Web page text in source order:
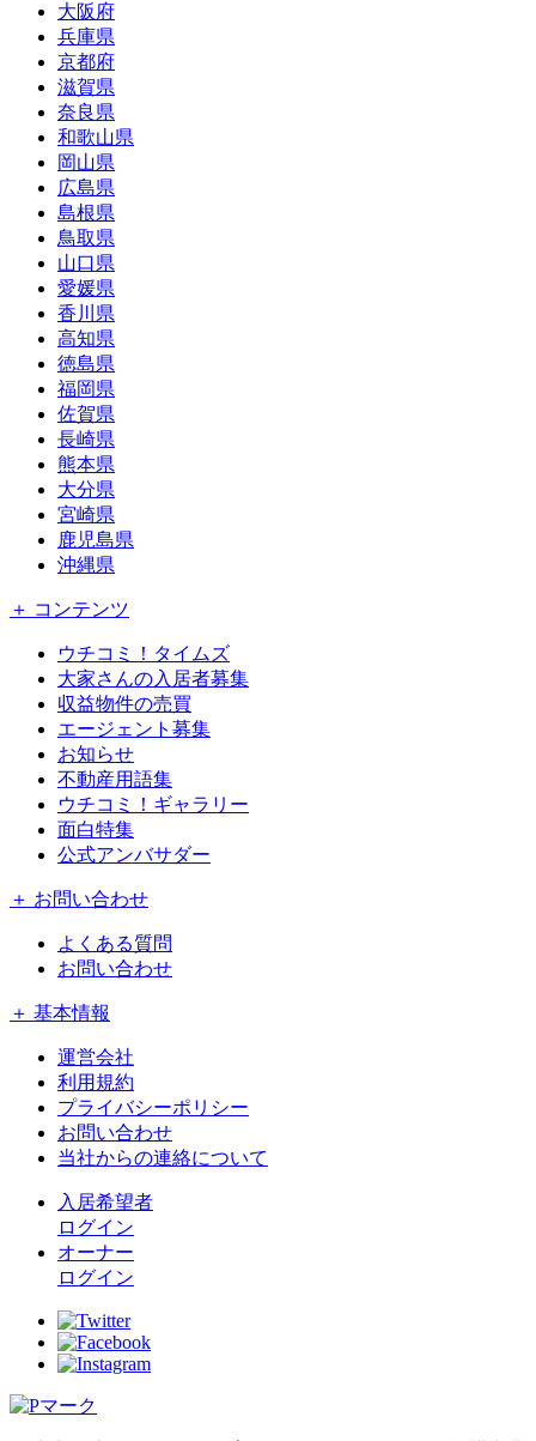
大阪府
兵庫県
京都府
滋賀県
奈良県
和歌山県
岡山県
広島県
島根県
鳥取県
山口県
愛媛県
香川県
高知県
徳島県
福岡県
佐賀県
長崎県
熊本県
大分県
宮崎県
鹿児島県
沖縄県
＋ コンテンツ
ウチコミ！タイムズ
大家さんの入居者募集
収益物件の売買
エージェント募集
お知らせ
不動産用語集
ウチコミ！ギャラリー
面白特集
公式アンバサダー
＋ お問い合わせ
よくある質問
お問い合わせ
＋ 基本情報
運営会社
利用規約
プライバシーポリシー
お問い合わせ
当社からの連絡について
入居希望者
ログイン
オーナー
ログイン